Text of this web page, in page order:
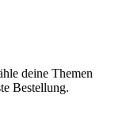
deine Themen
Bestellung.